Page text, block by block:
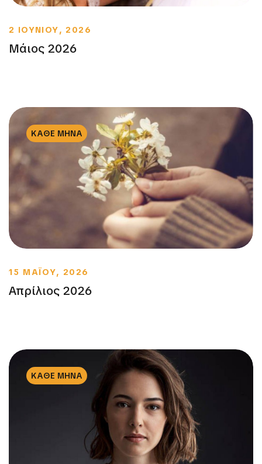
2 ΙΟΥΝΙΟΥ, 2026
Μάιος 2026
ΚΑΘΕ ΜΗΝΑ
15 ΜΑΪΟΥ, 2026
Απρίλιος 2026
ΚΑΘΕ ΜΗΝΑ